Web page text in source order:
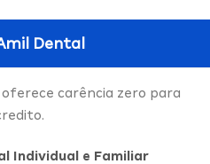
Dental
carência zero para
Individual e Familiar